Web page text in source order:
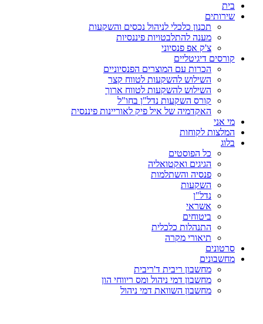
בית
שירותים
תכנון כלכלי לניהול נכסים והשקעות
מענה להתלבטויות פיננסיות
צ'ק אפ פנסיוני
קורסים דיגיטליים
הכרות עם המוצרים הפנסיוניים
השילוש להשקעות לטווח קצר
השילוש להשקעות לטווח ארוך
קורס השקעות נדל"ן בחו"ל
האקדמיה של איל פיק לאוריינות פיננסית
מי אני
המלצות לקוחות
בלוג
כל הפוסטים
הגיגים ואקטואליה
פנסיה והשתלמות
השקעות
נדל"ן
אשראי
ביטוחים
התנהלות כלכלית
תיאורי מקרה
סרטונים
מחשבונים
מחשבון ריבית ד'ריבית
מחשבון דמי ניהול ומס ריווחי הון
מחשבון השוואת דמי ניהול